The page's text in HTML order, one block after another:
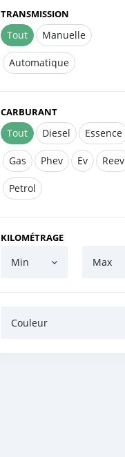
TRANSMISSION
Tout Manuelle
Automatique
CARBURANT
Tout Diesel Essence
Gas Phev Ev Reev
Petrol
KILOMÉTRAGE
Min Max
Couleur